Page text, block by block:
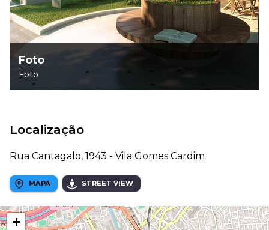
Foto
Foto
Localização
Rua Cantagalo, 1943 - Vila Gomes Cardim
MAPA STREET VIEW
+